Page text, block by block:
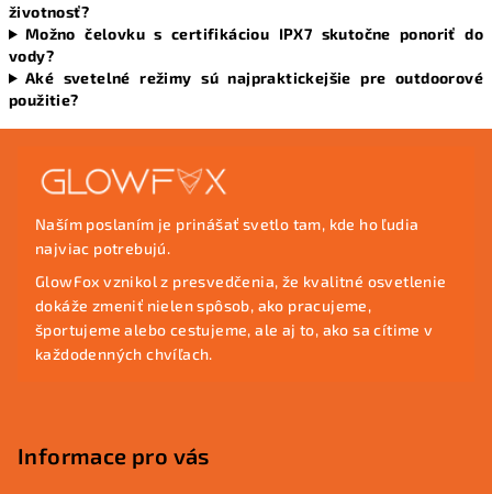
životnosť?
Možno čelovku s certifikáciou IPX7 skutočne ponoriť do
vody?
Aké svetelné režimy sú najpraktickejšie pre outdoorové
použitie?
Naším poslaním je prinášať svetlo tam, kde ho ľudia
najviac potrebujú.
GlowFox vznikol z presvedčenia, že kvalitné osvetlenie
dokáže zmeniť nielen spôsob, ako pracujeme,
športujeme alebo cestujeme, ale aj to, ako sa cítime v
každodenných chvíľach.
Informace pro vás